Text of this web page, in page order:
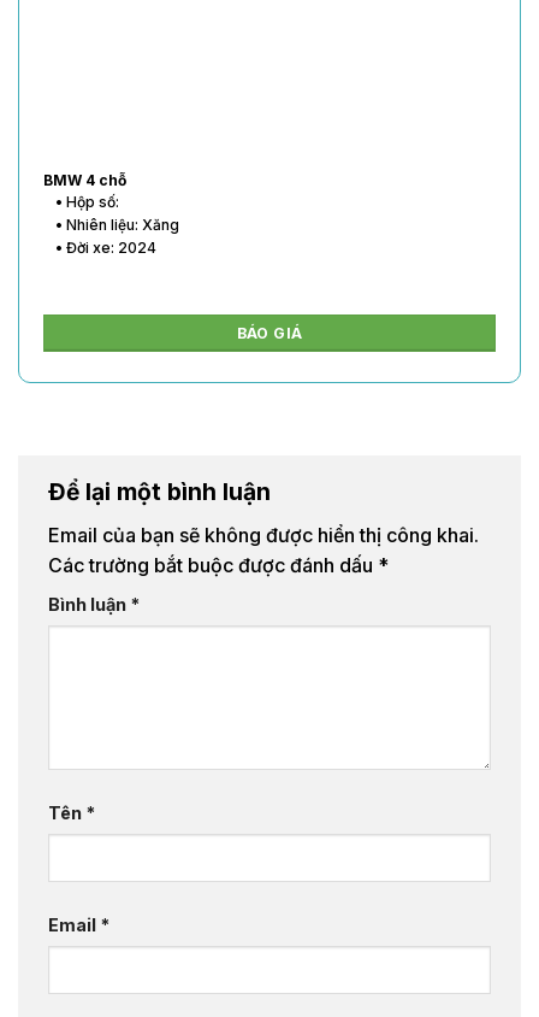
BMW 4 chỗ
• Hộp số:
• Nhiên liệu: Xăng
• Đời xe: 2024
BÁO GIÁ
Để lại một bình luận
Email của bạn sẽ không được hiển thị công khai.
Các trường bắt buộc được đánh dấu *
Bình luận *
Tên *
Email *